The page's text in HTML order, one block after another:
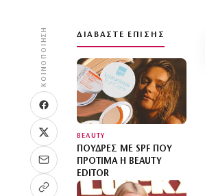
ΚΟΙΝΟΠΟΊΗΣΗ ΔΙΑΒΆΣΤΕ ΕΠΊΣΗΣ
BEAUTY
ΠΟΎΔΡΕΣ ΜΕ SPF ΠΟΥ
ΠΡΟΤΙΜΆ Η BEAUTY
EDITOR